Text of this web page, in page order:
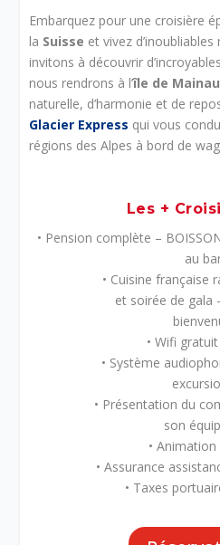
Embarquez pour une croisière
la Suisse et vivez
invitons à découvrir
nous rendrons à l’île de Mainau
naturelle, d’harmonie et de
Glacier Express qui vous
régions des Alpes à bord de
Les +
• Pension complète –
au
• Cuisine française
et soirée de gala
• Wifi
• Système
• Présentation du
son
•
• Assurance
• Taxes